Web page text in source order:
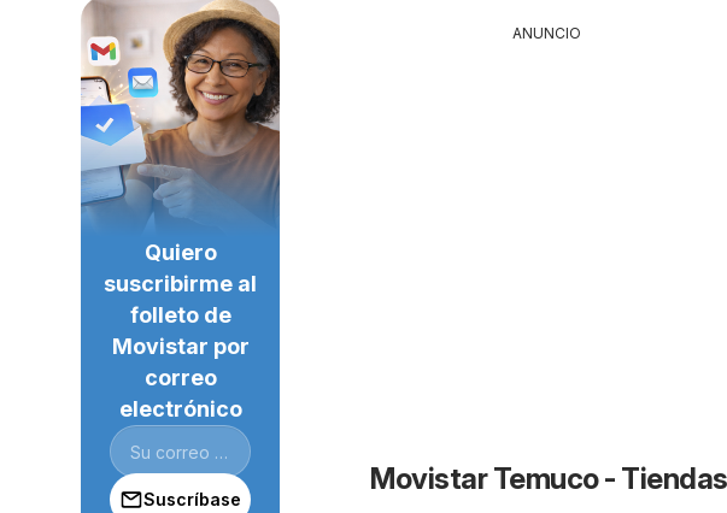
ANUNCIO
Movistar Temuco -
Quiero
suscribirme al
folleto de
Movistar por
correo
electrónico
Suscríbase